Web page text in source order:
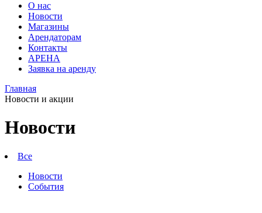
О нас
Новости
Магазины
Арендаторам
Контакты
АРЕНА
Заявка на аренду
Мебельные
магазины
в
Барнауле
Новости
Новости
Большой
и
корпусной
мебели
Главная
Новости и акции
Новости
Все
Новости
События